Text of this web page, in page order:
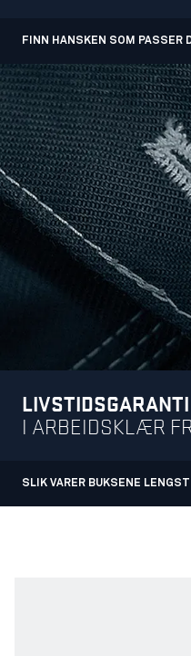
FINN HANSKEN SOM PASSER
I ARBEIDSKLÆR
SLIK VARER BUKSENE